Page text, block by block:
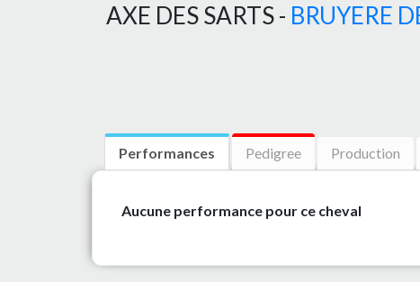
AXE DES SARTS - BRUYERE
Performances Pedigree Production
Aucune performance pour ce cheval